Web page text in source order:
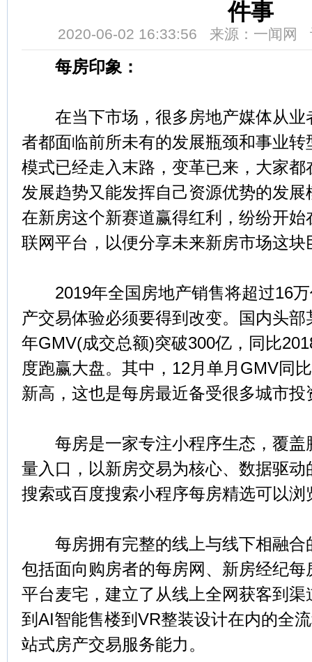
件事
2020-06-02 16:33:56 来源：一闻网
每房印象：
在当下市场，很多房地产媒体从业
者都面临前所未有的发展瓶颈和事业
模式已经走入末路，变革已来，大家
发展趋势又能发挥自己资源优势的发
在新房这个新赛道赢得红利，纷纷开
联网平台，以便分享未来新房市场这
2019年全国房地产销售将超过16万
产交易体验必须要得到改变。国内头
年GMV(成交总额)突破300亿，同比
度跑赢大盘。其中，12月单月GMV同
新高，这也是每房最近备受很多城市
每房是一家专注小程序生态，覆盖
量入口，以新房交易为核心、数据驱
搜索或百度搜索小程序每房精选可以浏
每房拥有完整的线上与线下相融合
包括面向购房者的每房网、新房经纪
平台麦宅，建立了从线上全网获客到
到AI智能售楼到VR整装设计在内的全
站式房产交易服务能力。